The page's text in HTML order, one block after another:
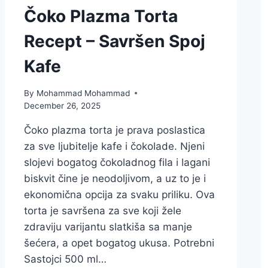
Čoko Plazma Torta
Recept – Savršen Spoj
Kafe
By Mohammad Mohammad
December 26, 2025
Čoko plazma torta je prava poslastica
za sve ljubitelje kafe i čokolade. Njeni
slojevi bogatog čokoladnog fila i lagani
biskvit čine je neodoljivom, a uz to je i
ekonomična opcija za svaku priliku. Ova
torta je savršena za sve koji žele
zdraviju varijantu slatkiša sa manje
šećera, a opet bogatog ukusa. Potrebni
Sastojci 500 ml…